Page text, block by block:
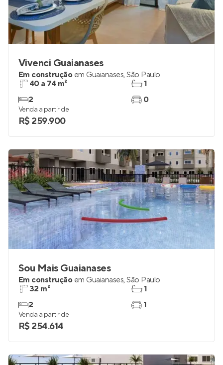
Vivenci Guaianases
Em construção em Guaianases,São Paulo
40 a 74 m²
2
1
0
Venda a partir de
R$ 259.900
Sou Mais Guaianases
Em construção em Guaianases,São Paulo
32 m²
2
1
1
Venda a partir de
R$ 254.614